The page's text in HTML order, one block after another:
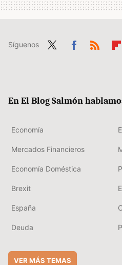
Síguenos
En El Blog Salmón
Economía
Mercados Financieros
Economía Doméstica
Brexit
España
Deuda
VER MÁS TEMAS